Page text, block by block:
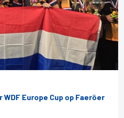
Europe Cup op Faeröer